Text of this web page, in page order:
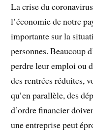
La crise du
l’économie de notre
importante sur la
personnes. Beaucoup
perdre leur emploi ou
des rentrées réduites,
qu’en parallèle, des
d’ordre financier
une entreprise peut